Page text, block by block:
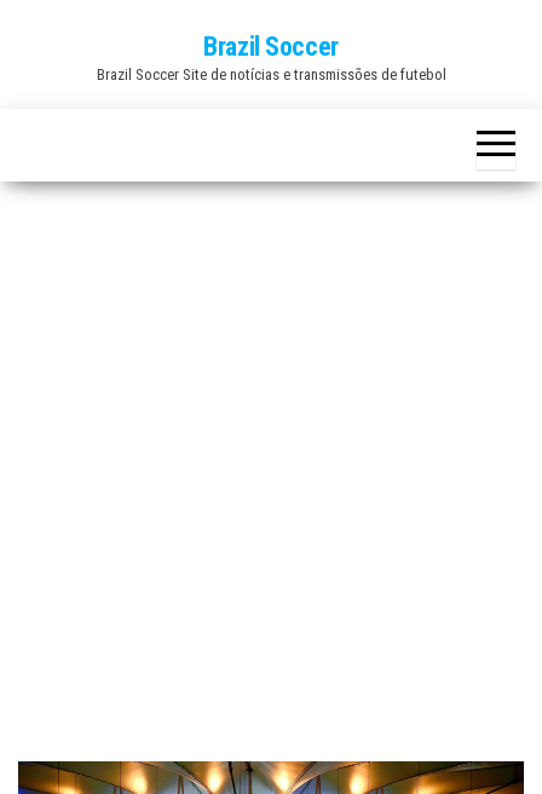
Brazil Soccer
Brazil Soccer Site de notícias e transmissões de futebol